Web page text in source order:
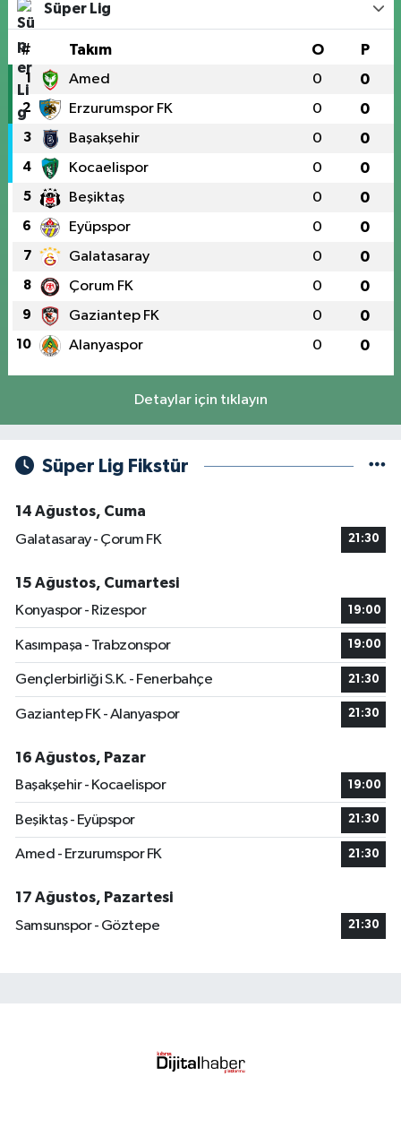
Süper Lig
# Takım O P
1 Amed 0 0
2 Erzurumspor FK 0 0
3 Başakşehir 0 0
4 Kocaelispor 0 0
5 Beşiktaş 0 0
6 Eyüpspor 0 0
7 Galatasaray 0 0
8 Çorum FK 0 0
9 Gaziantep FK 0 0
10 Alanyaspor 0 0
Detaylar için tıklayın
Süper Lig Fikstür
14 Ağustos, Cuma
Galatasaray - Çorum FK
21:30
15 Ağustos, Cumartesi
Konyaspor - Rizespor
19:00
Kasımpaşa - Trabzonspor 19:00
Gençlerbirliği S.K. - Fenerbahçe 21:30
Gaziantep FK - Alanyaspor 21:30
16 Ağustos, Pazar
Başakşehir - Kocaelispor
19:00
Beşiktaş - Eyüpspor 21:30
Amed - Erzurumspor FK 21:30
17 Ağustos, Pazartesi
Samsunspor - Göztepe
21:30